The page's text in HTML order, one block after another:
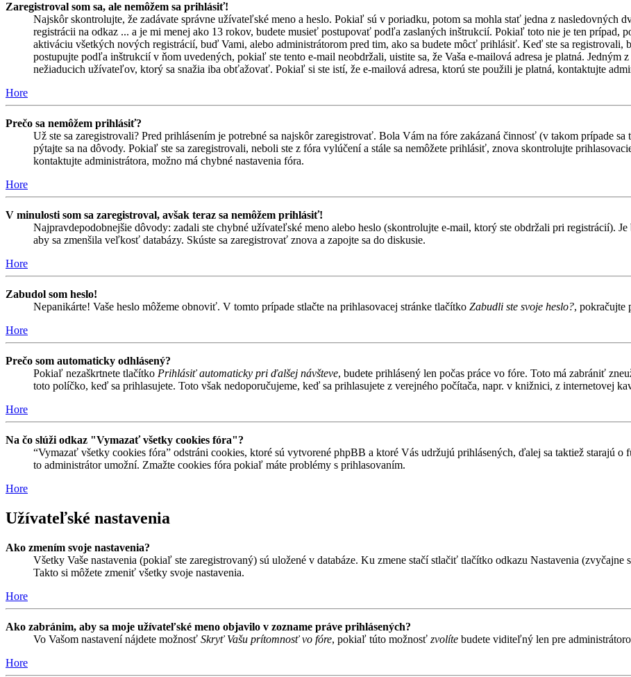
Zaregistroval som sa, ale nemôžem sa prihlásiť!
Najskôr skontrolujte, že zadávate správne užívateľské meno a heslo. Pokiaľ sú v poriadku, potom sa mohla stať jedna z
registrácii na odkaz ... a je mi menej ako 13 rokov, budete musieť postupovať podľa zaslaných inštrukcií. Pokiaľ toto nie je ten prípad,
aktiváciu všetkých nových registrácií, buď Vami, alebo administrátorom pred tim, ako sa budete môcť prihlásiť. Keď ste sa
postupujte podľa inštrukcií v ňom uvedených, pokiaľ ste tento e-mail neobdržali, uistite sa, že Vaša e-mailová adresa je platná.
nežiaducich užívateľov, ktorý sa snažia iba obťažovať. Pokiaľ si ste istí, že e-mailová adresa, ktorú ste použili je platná, kontaktujte
Hore
Prečo sa nemôžem prihlásiť?
Už ste sa zaregistrovali? Pred prihlásením je potrebné sa najskôr zaregistrovať. Bola Vám na fóre zakázaná činnosť (v takom prípade
pýtajte sa na dôvody. Pokiaľ ste sa zaregistrovali, neboli ste z fóra vylúčení a stále sa nemôžete prihlásiť, znova skontrolujte
kontaktujte administrátora, možno má chybné nastavenia fóra.
Hore
V minulosti som sa zaregistroval, avšak teraz sa nemôžem prihlásiť!
Najpravdepodobnejšie dôvody: zadali ste chybné užívateľské meno alebo heslo (skontrolujte e-mail, ktorý ste obdržali pri registrácií).
aby sa zmenšila veľkosť databázy. Skúste sa zaregistrovať znova a zapojte sa do diskusie.
Hore
Zabudol som heslo!
Nepanikárte! Vaše heslo môžeme obnoviť. V tomto prípade stlačte na prihlasovacej stránke tlačítko Zabudli ste svoje heslo?, pokračujte
Hore
Prečo som automaticky odhlásený?
Pokiaľ nezaškrtnete tlačítko Prihlásiť automaticky pri ďalšej návšteve, budete prihlásený len počas práce vo fóre. Toto má zabrániť
toto políčko, keď sa prihlasujete. Toto však nedoporučujeme, keď sa prihlasujete z verejného počítača, napr. v knižnici, z internetovej
Hore
Na čo slúži odkaz "Vymazať všetky cookies fóra"?
“Vymazať všetky cookies fóra” odstráni cookies, ktoré sú vytvorené phpBB a ktoré Vás udržujú prihlásených, ďalej sa taktiež starajú
to administrátor umožní. Zmažte cookies fóra pokiaľ máte problémy s prihlasovaním.
Hore
Užívateľské nastavenia
Ako zmením svoje nastavenia?
Všetky Vaše nastavenia (pokiaľ ste zaregistrovaný) sú uložené v databáze. Ku zmene stačí stlačiť tlačítko odkazu Nastavenia
Takto si môžete zmeniť všetky svoje nastavenia.
Hore
Ako zabránim, aby sa moje užívateľské meno objavilo v zozname práve prihlásených?
Vo Vašom nastavení nájdete možnosť Skryť Vašu prítomnosť vo fóre, pokiaľ túto možnosť zvolíte budete viditeľný len pre
Hore